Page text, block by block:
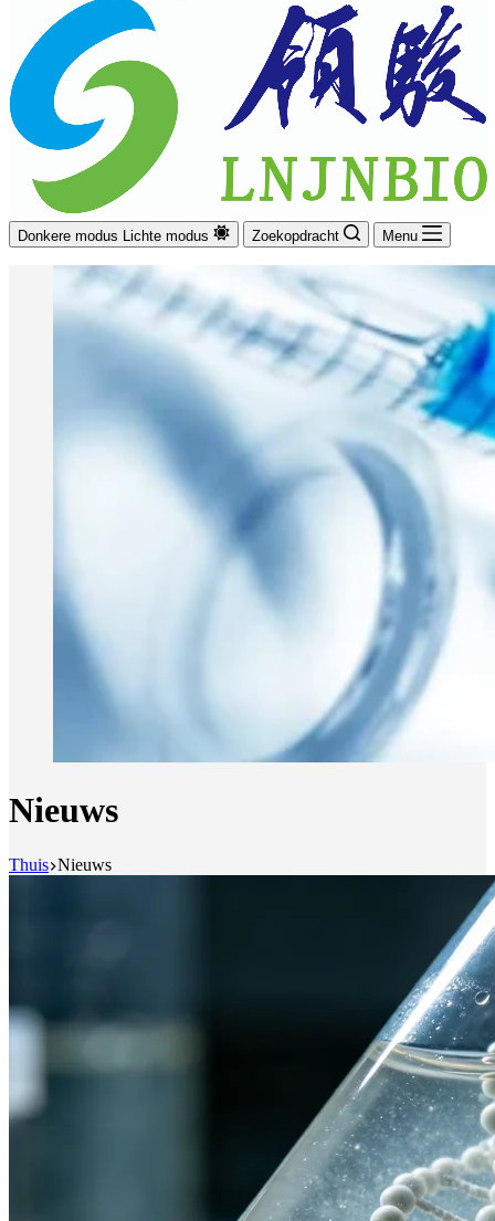
Donkere modus Lichte modus Zoekopdracht Menu
Nieuws
Thuis Nieuws